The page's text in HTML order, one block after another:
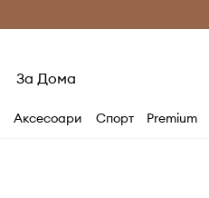
Безплатни
За Дома
Аксесоари Спорт Premium